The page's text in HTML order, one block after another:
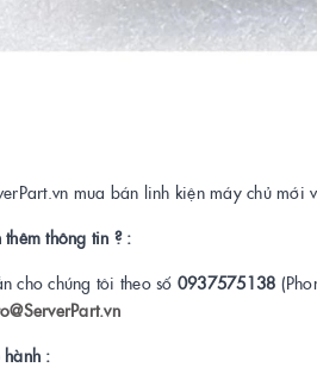
mua bán linh kiện máy chủ mới
thêm thông tin ? :
cho chúng tôi theo số 0937575138
hành :